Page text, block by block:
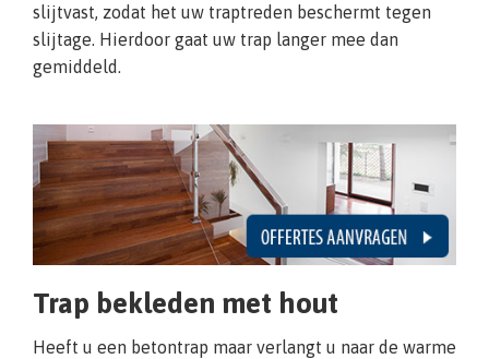
slijtvast, zodat het uw traptreden beschermt tegen
slijtage. Hierdoor gaat uw trap langer mee dan
gemiddeld.
Trap bekleden met hout
Heeft u een betontrap maar verlangt u naar de warme